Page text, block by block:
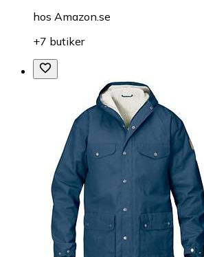
hos Amazon.se
+7 butiker